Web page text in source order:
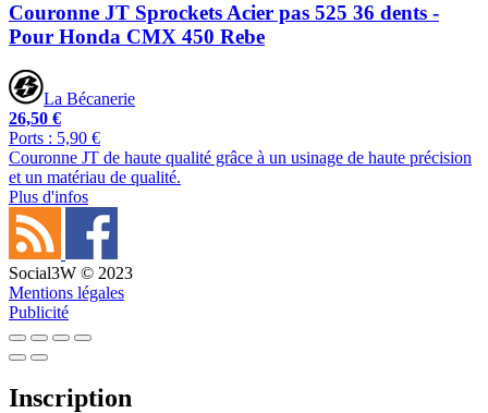
Couronne JT Sprockets Acier pas 525 36 dents -
Pour Honda CMX 450 Rebe
La Bécanerie
26,50 €
Ports : 5,90 €
Couronne JT de haute qualité grâce à un usinage de haute précision
et un matériau de qualité.
Plus d'infos
Social3W © 2023
Mentions légales
Publicité
Inscription